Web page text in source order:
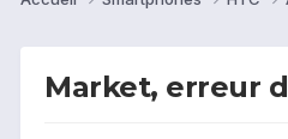
Market, erreur